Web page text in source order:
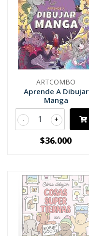
ARTCOMBO
Aprende A Dibujar
Manga
+
-
$36.000